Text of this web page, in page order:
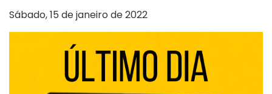
Sábado, 15 de janeiro de 2022